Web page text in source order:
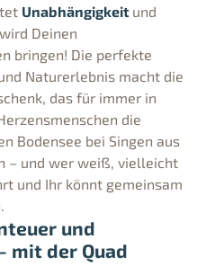
Unabhängigkeit und
Deinen
bringen! Die perfekte
Naturerlebnis macht die
das für immer in
die
Bodensee bei Singen aus
– und wer weiß, vielleicht
und Ihr könnt gemeinsam
und
mit der Quad